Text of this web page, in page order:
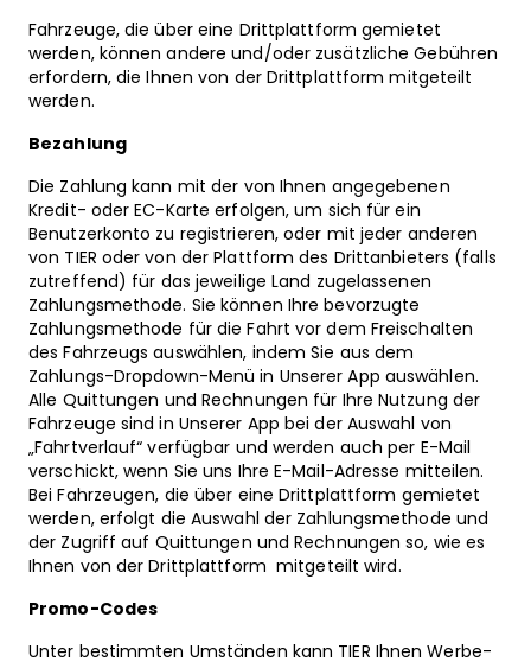
Fahrzeuge, die über eine Drittplattform gemietet
werden, können andere und/oder zusätzliche Gebühren
erfordern, die Ihnen von der Drittplattform mitgeteilt
werden.
Bezahlung
Die Zahlung kann mit der von Ihnen angegebenen
Kredit- oder EC-Karte erfolgen, um sich für ein
Benutzerkonto zu registrieren, oder mit jeder anderen
von TIER oder von der Plattform des Drittanbieters (falls
zutreffend) für das jeweilige Land zugelassenen
Zahlungsmethode. Sie können Ihre bevorzugte
Zahlungsmethode für die Fahrt vor dem Freischalten
des Fahrzeugs auswählen, indem Sie aus dem
Zahlungs-Dropdown-Menü in Unserer App auswählen.
Alle Quittungen und Rechnungen für Ihre Nutzung der
Fahrzeuge sind in Unserer App bei der Auswahl von
„Fahrtverlauf“ verfügbar und werden auch per E-Mail
verschickt, wenn Sie uns Ihre E-Mail-Adresse mitteilen.
Bei Fahrzeugen, die über eine Drittplattform gemietet
werden, erfolgt die Auswahl der Zahlungsmethode und
der Zugriff auf Quittungen und Rechnungen so, wie es
Ihnen von der Drittplattform mitgeteilt wird.
Promo-Codes
Unter bestimmten Umständen kann TIER Ihnen Werbe-